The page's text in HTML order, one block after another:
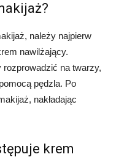
należy najpierw
nawilżający.
na twarzy,
pędzla. Po
nakładając
krem